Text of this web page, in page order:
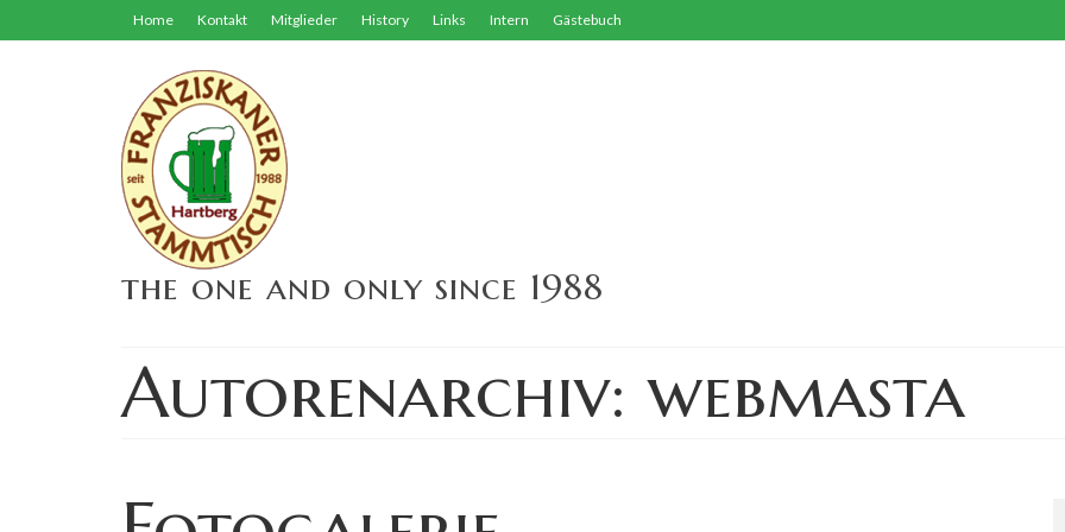
Home Kontakt Mitglieder History Links Intern Gästebuch
the one and only since 1988
Autorenarchiv: webmasta